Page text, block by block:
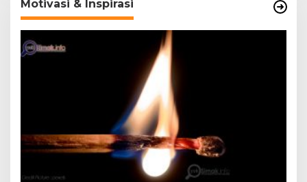
Motivasi & Inspirasi